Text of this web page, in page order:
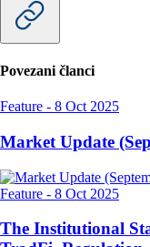
Povezani članci
Feature - 8 Oct 2025
Market Update
Feature - 8 Oct 2025
The Institutional